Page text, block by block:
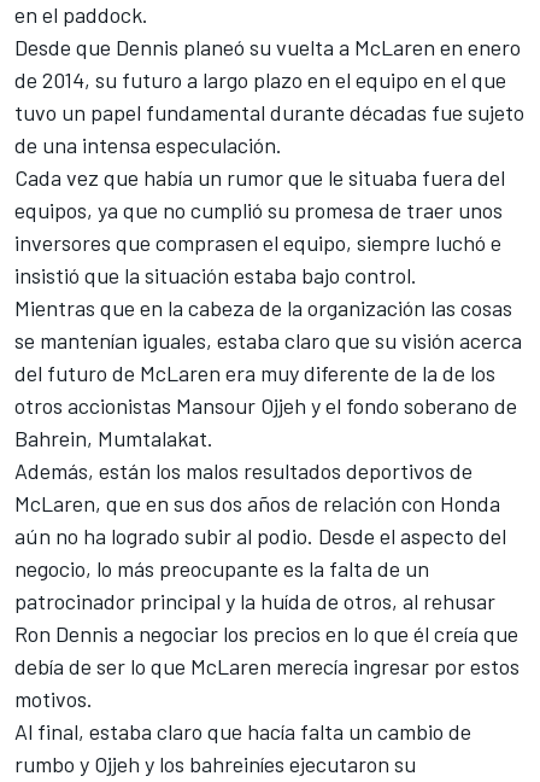
en el paddock.
Desde que Dennis planeó su vuelta a McLaren en enero
de 2014, su futuro a largo plazo en el equipo en el que
tuvo un papel fundamental durante décadas fue sujeto
de una intensa especulación.
Cada vez que había un rumor que le situaba fuera del
equipos, ya que no cumplió su promesa de traer unos
inversores que comprasen el equipo, siempre luchó e
insistió que la situación estaba bajo control.
Mientras que en la cabeza de la organización las cosas
se mantenían iguales, estaba claro que su visión acerca
del futuro de McLaren era muy diferente de la de los
otros accionistas Mansour Ojjeh y el fondo soberano de
Bahrein, Mumtalakat.
Además, están los malos resultados deportivos de
McLaren, que en sus dos años de relación con Honda
aún no ha logrado subir al podio. Desde el aspecto del
negocio, lo más preocupante es la falta de un
patrocinador principal y la huída de otros, al rehusar
Ron Dennis a negociar los precios en lo que él creía que
debía de ser lo que McLaren merecía ingresar por estos
motivos.
Al final, estaba claro que hacía falta un cambio de
rumbo y Ojjeh y los bahreiníes ejecutaron su